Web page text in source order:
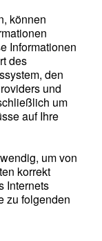
können
Informationen
des
den
und
um
auf Ihre
um von
korrekt
Internets
zu folgenden